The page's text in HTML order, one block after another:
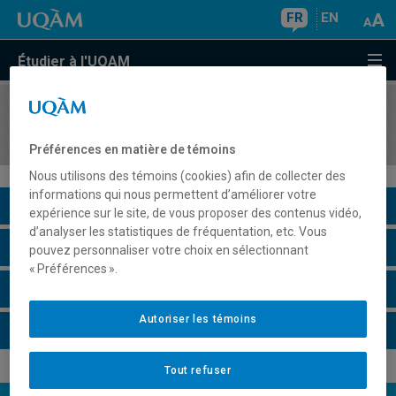
FR EN
Étudier à l'UQAM
COURS//
Description du cours
Horaire - Été 2026
Préférences en matière de témoins
Nous utilisons des témoins (cookies) afin de collecter des
informations qui nous permettent d’améliorer votre
expérience sur le site, de vous proposer des contenus vidéo,
d’analyser les statistiques de fréquentation, etc. Vous
pouvez personnaliser votre choix en sélectionnant
« Préférences ».
Tout refuser
Autoriser les témoins